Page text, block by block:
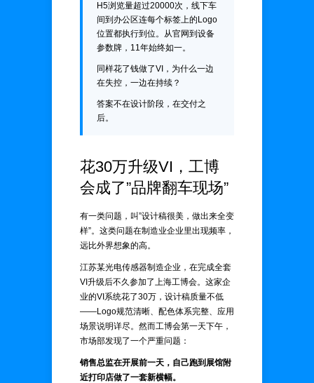
H5浏览量超过20000次，线下车
间到办公区连每个标签上的Logo
位置都执行到位。从官网到设备
参数牌，11年始终如一。
同样花了钱做了VI，为什么一边
在失控，一边在持续？
答案不在设计阶段，在交付之
后。
花30万升级VI，工博
会成了”品牌翻车现场”
有一类问题，叫”设计稿很美，做出来全变
样”。这类问题在制造业企业里出现频率，
远比外界想象的高。
江苏某光电传感器制造企业，在完成全套
VI升级后不久参加了上海工博会。这家企
业的VI系统花了30万，设计稿质量不低
——Logo规范清晰、配色体系完整、应用
场景说明详尽。然而工博会第一天下午，
市场部发现了一个严重问题：
销售总监在开展前一天，自己跑到展馆附
近打印店做了一套新横幅。